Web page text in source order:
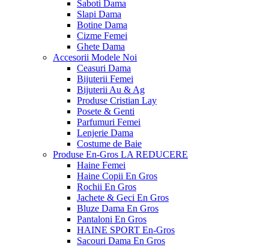
Saboti Dama
Slapi Dama
Botine Dama
Cizme Femei
Ghete Dama
Accesorii Modele Noi
Ceasuri Dama
Bijuterii Femei
Bijuterii Au & Ag
Produse Cristian Lay
Posete & Genti
Parfumuri Femei
Lenjerie Dama
Costume de Baie
Produse En-Gros LA REDUCERE
Haine Femei
Haine Copii En Gros
Rochii En Gros
Jachete & Geci En Gros
Bluze Dama En Gros
Pantaloni En Gros
HAINE SPORT En-Gros
Sacouri Dama En Gros